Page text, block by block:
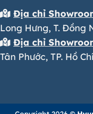
Địa chỉ
Long Hưng, T. Đồng
Địa chỉ
Tân Phước, TP. Hồ